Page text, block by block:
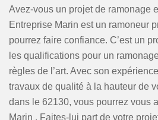
Avez-vous un projet de ramonage
Entreprise Marin est un ramoneur
pourrez faire confiance. C’est un
les qualifications pour un
règles de l’art. Avec son
travaux de qualité à la hauteur de
dans le 62130, vous pourrez vous
Marin . Faites-lui part de votre